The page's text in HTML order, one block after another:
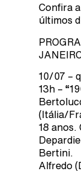
Confira
últimos
10/07 –
13h –
(Itália/
18 anos.
Bertini.
Alfredo